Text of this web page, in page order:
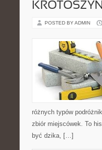
KROTOSZYN
POSTED BY ADMIN
różnych typów
zbiór miejscówek. To
być dzika, […]